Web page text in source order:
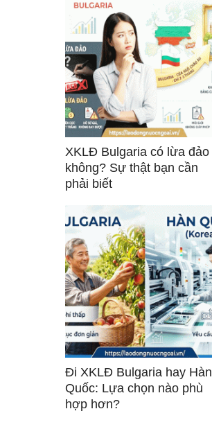
XKLĐ Bulgaria có lừa đảo
không? Sự thật bạn cần
phải biết
Đi XKLĐ Bulgaria hay Hàn
Quốc: Lựa chọn nào phù
hợp hơn?